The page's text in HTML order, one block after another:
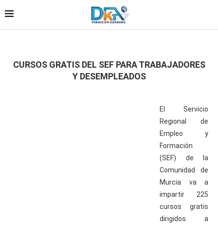
CURSOS GRATIS DEL SEF PARA TRABAJADORES
Y DESEMPLEADOS
El Servicio
Regional de
Empleo y
Formación
(SEF) de la
Comunidad de
Murcia va a
impartir 225
cursos gratis
dirigidos a